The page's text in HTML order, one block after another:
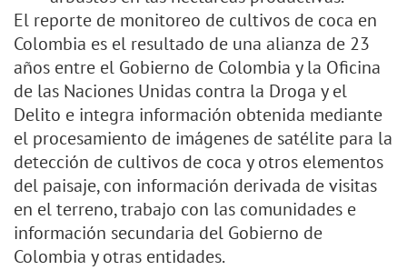
El reporte de monitoreo de cultivos de coca en
Colombia es el resultado de una alianza de 23
años entre el Gobierno de Colombia y la Oficina
de las Naciones Unidas contra la Droga y el
Delito e integra información obtenida mediante
el procesamiento de imágenes de satélite para la
detección de cultivos de coca y otros elementos
del paisaje, con información derivada de visitas
en el terreno, trabajo con las comunidades e
información secundaria del Gobierno de
Colombia y otras entidades.